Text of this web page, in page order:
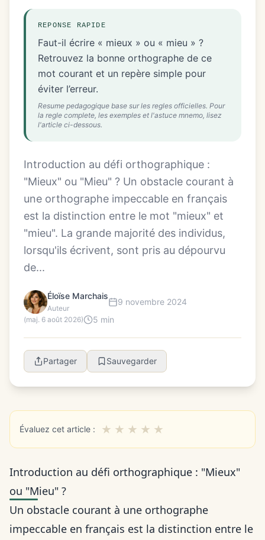
REPONSE RAPIDE
Faut-il écrire « mieux » ou « mieu » ?
Retrouvez la bonne orthographe de ce
mot courant et un repère simple pour
éviter l’erreur.
Resume pedagogique base sur les regles officielles. Pour
la regle complete, les exemples et l'astuce mnemo, lisez
l'article ci-dessous.
Introduction au défi orthographique :
"Mieux" ou "Mieu" ? Un obstacle courant à
une orthographe impeccable en français
est la distinction entre le mot "mieux" et
"mieu". La grande majorité des individus,
lorsqu'ils écrivent, sont pris au dépourvu
de...
Éloïse Marchais
Auteur
9 novembre 2024
(maj. 6 août 2026) 5 min
Partager Sauvegarder
Évaluez cet article : ★ ★ ★ ★ ★
Introduction au défi orthographique : "Mieux"
ou "Mieu" ?
Un obstacle courant à une orthographe
impeccable en français est la distinction entre le